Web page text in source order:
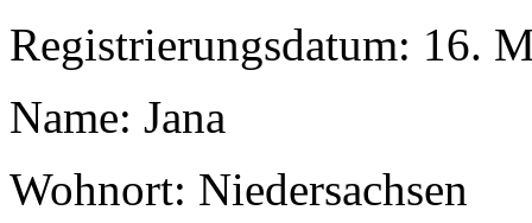
Registrierungsdatum: 16.
Name: Jana
Wohnort: Niedersachsen